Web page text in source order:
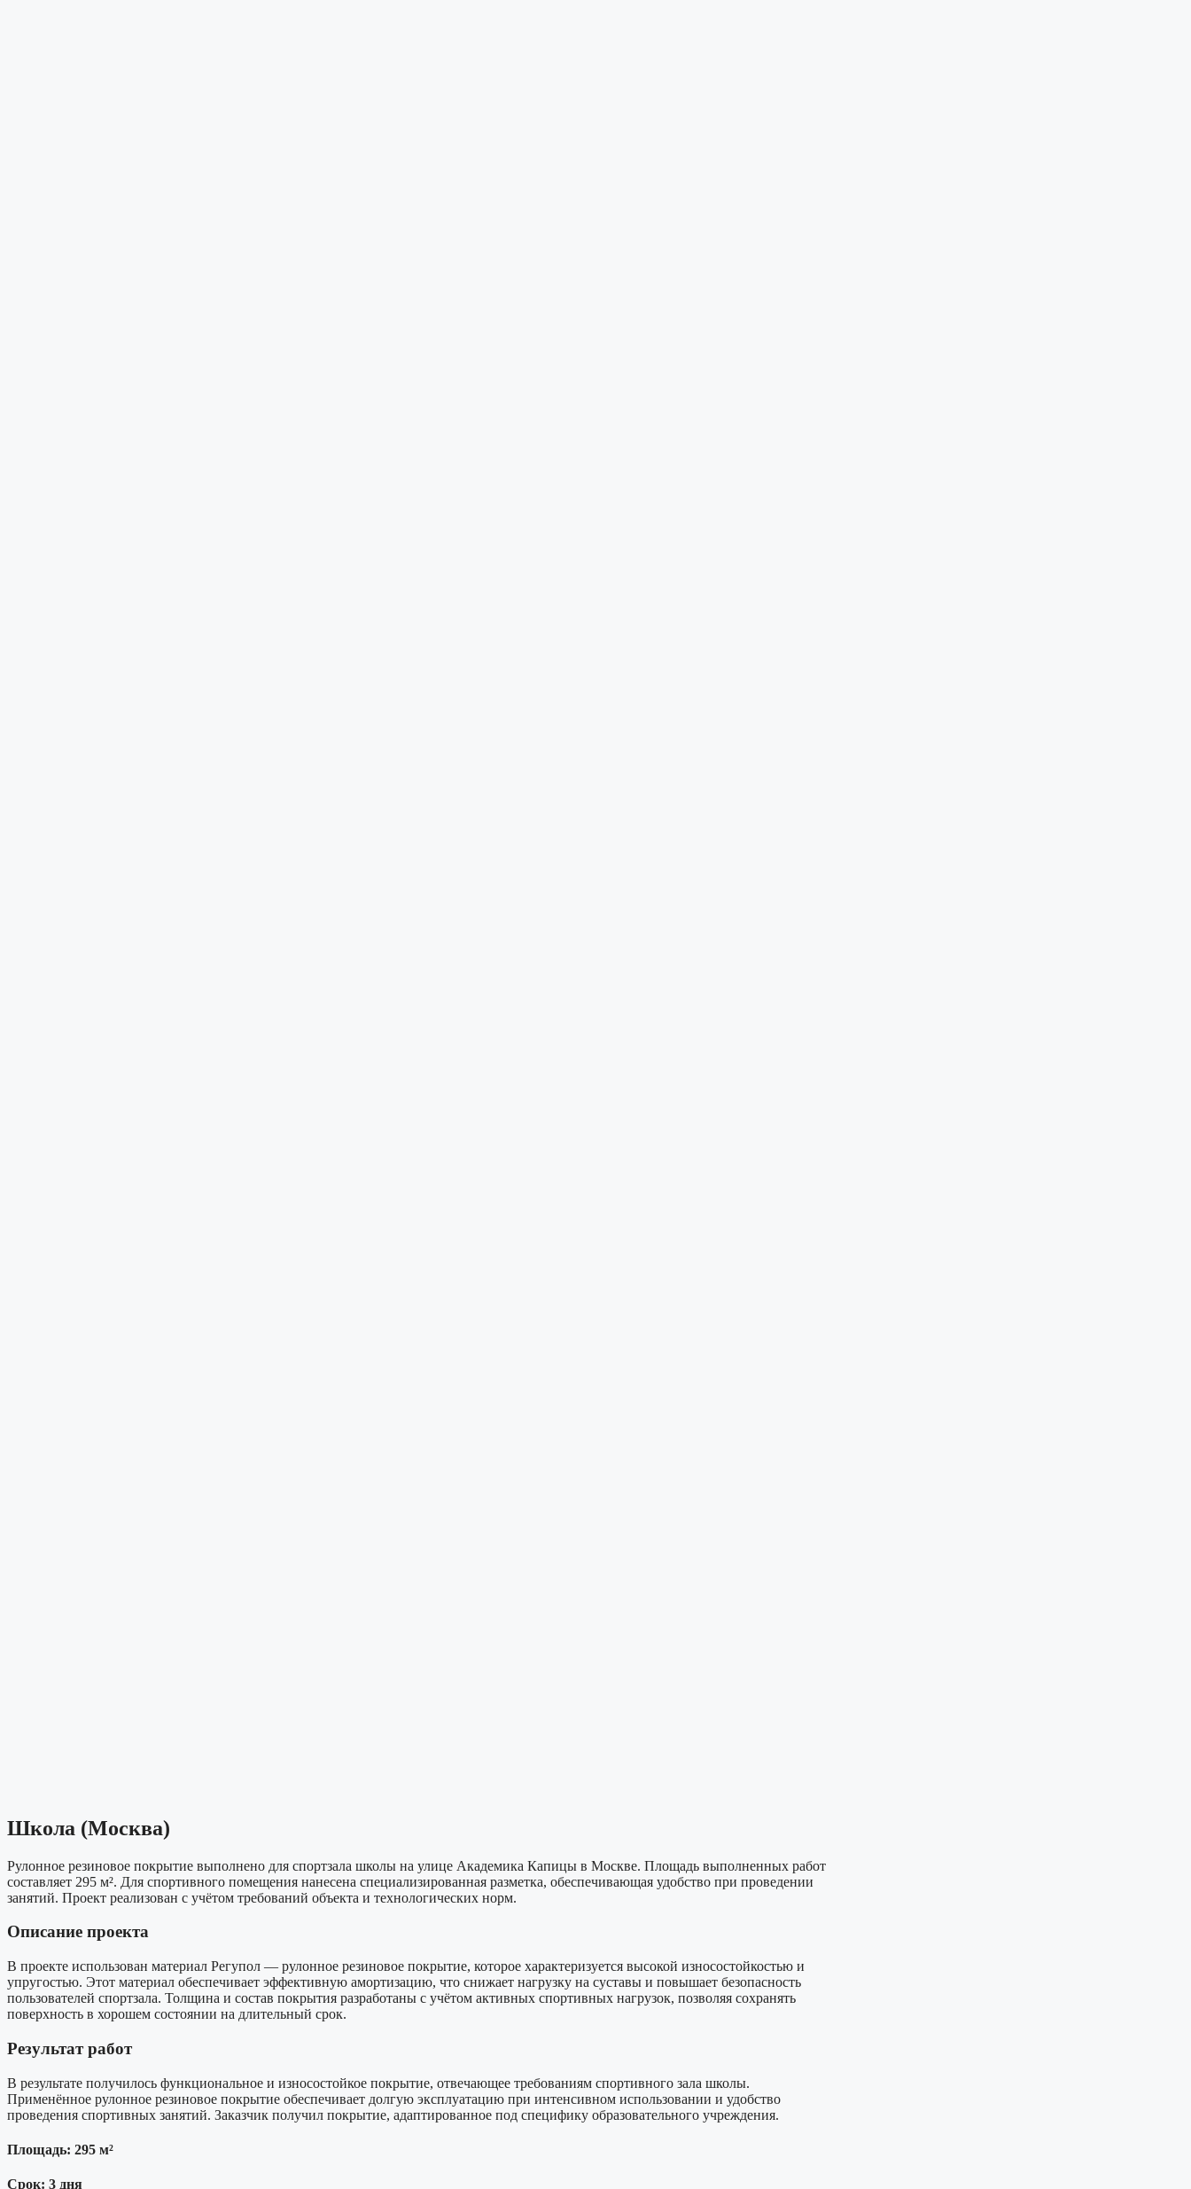
Школа (Москва)
Рулонное резиновое покрытие выполнено для спортзала школы на улице Академика Капицы в Москве. Площадь выполненных работ
составляет 295 м². Для спортивного помещения нанесена специализированная разметка, обеспечивающая удобство при проведении
занятий. Проект реализован с учётом требований объекта и технологических норм.
Описание проекта
В проекте использован материал Регупол — рулонное резиновое покрытие, которое характеризуется высокой износостойкостью и
упругостью. Этот материал обеспечивает эффективную амортизацию, что снижает нагрузку на суставы и повышает безопасность
пользователей спортзала. Толщина и состав покрытия разработаны с учётом активных спортивных нагрузок, позволяя сохранять
поверхность в хорошем состоянии на длительный срок.
Результат работ
В результате получилось функциональное и износостойкое покрытие, отвечающее требованиям спортивного зала школы.
Применённое рулонное резиновое покрытие обеспечивает долгую эксплуатацию при интенсивном использовании и удобство
проведения спортивных занятий. Заказчик получил покрытие, адаптированное под специфику образовательного учреждения.
Площадь: 295 м²
Срок: 3 дня